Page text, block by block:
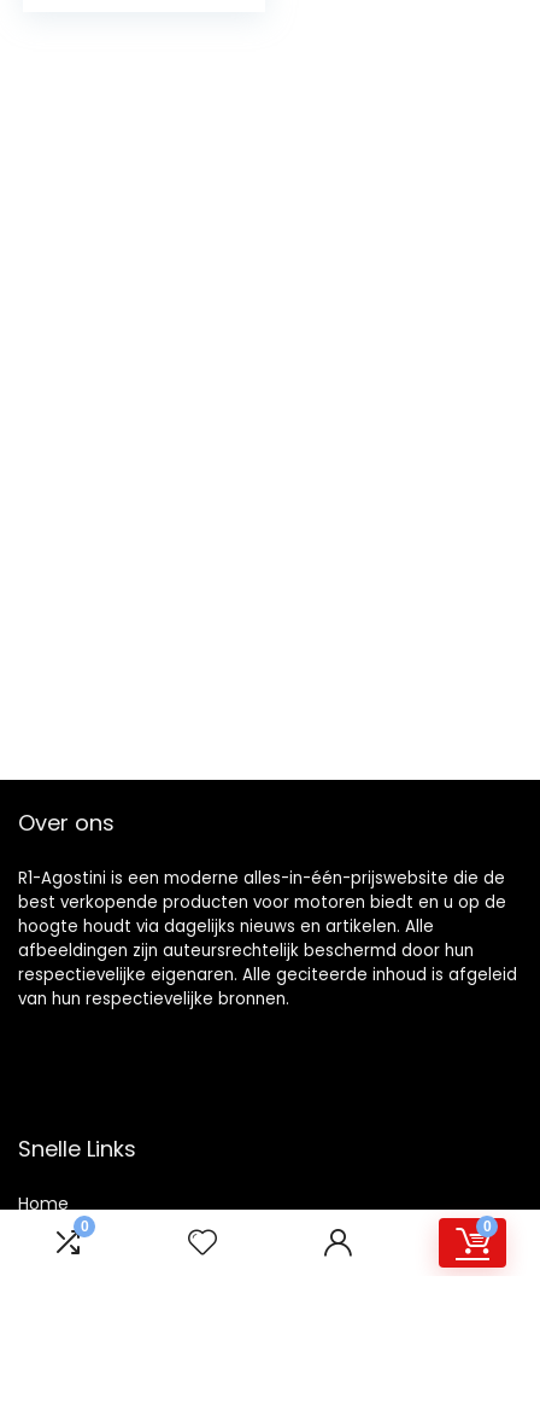
0 0
Over ons
R1-Agostini is een moderne alles-in-één-prijswebsite die de
best verkopende producten voor motoren biedt en u op de
hoogte houdt via dagelijks nieuws en artikelen. Alle
afbeeldingen zijn auteursrechtelijk beschermd door hun
respectievelijke eigenaren. Alle geciteerde inhoud is afgeleid
van hun respectievelijke bronnen.
Snelle Links
Home
Winkel